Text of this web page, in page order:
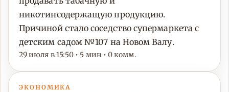
никотинсодержащую продукцию.
Причиной стало соседство супермаркета с
детским садом №107 на Новом Валу.
29 июля в 15:50 • 5 мин • 0 комм.
ЭКОНОМИКА